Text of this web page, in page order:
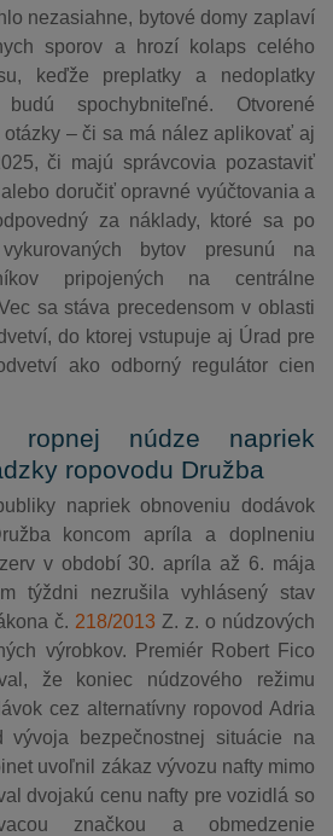
nezasiahne, bytové domy zaplaví
sporov a hrozí kolaps celého
keďže preplatky a nedoplatky
spochybniteľné. Otvorené
– či sa má nález aplikovať aj
či majú správcovia pozastaviť
doručiť opravné vyúčtovania a
za náklady, ktoré sa po
bytov presunú na
pripojených na centrálne
sa stáva precedensom v oblasti
do ktorej vstupuje aj Úrad pre
ako odborný regulátor cien
ropnej núdze napriek
ropovodu Družba
napriek obnoveniu dodávok
koncom apríla a doplneniu
v období 30. apríla až 6. mája
týždni nezrušila vyhlásený stav
č. 218/2013 Z. z. o núdzových
výrobkov. Premiér Robert Fico
že koniec núdzového režimu
cez alternatívny ropovod Adria
vývoja bezpečnostnej situácie na
uvoľnil zákaz vývozu nafty mimo
dvojakú cenu nafty pre vozidlá so
značkou a obmedzenie